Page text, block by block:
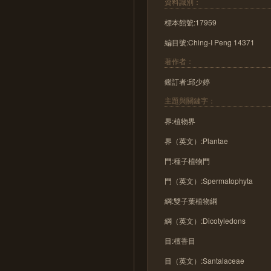
標本館號:17959
編目號:Ching-I Peng 14371
著作者：
鑑訂者:邱少婷
主題與關鍵字：
界:植物界
界（英文）:Plantae
門:種子植物門
門（英文）:Spermatophyta
綱:雙子葉植物綱
綱（英文）:Dicotyledons
目:檀香目
目（英文）:Santalaceae